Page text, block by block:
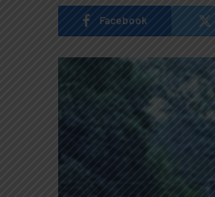
Facebook